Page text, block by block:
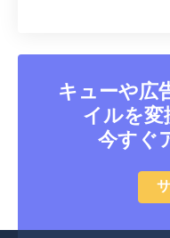
キューや広
イルを変
今すぐ